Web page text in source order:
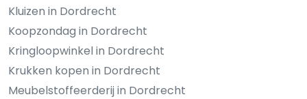
Kluizen in Dordrecht
Koopzondag in Dordrecht
Kringloopwinkel in Dordrecht
Krukken kopen in Dordrecht
Meubelstoffeerderij in Dordrecht